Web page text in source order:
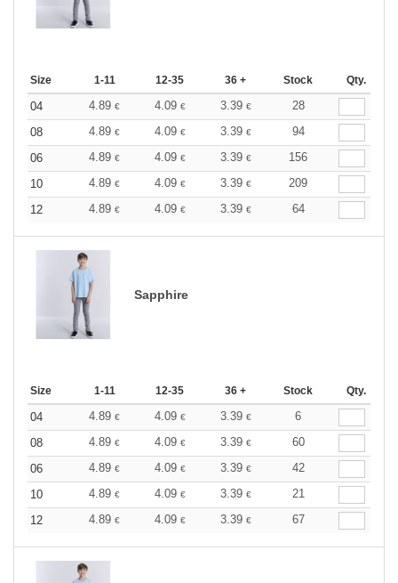
Size 1-11 12-35 36 + Stock Qty.
04 4.89 € 4.09 € 3.39 €
28
08
4.89 € 4.09 € 3.39 €
94
06
4.89 € 4.09 € 3.39 €
156
10
4.89 € 4.09 € 3.39 €
209
12
4.89 € 4.09 € 3.39 € 64
Sapphire
Size 1-11 12-35 36 + Stock Qty.
04 4.89 € 4.09 € 3.39 €
6
08
4.89 € 4.09 € 3.39 €
60
06
4.89 € 4.09 € 3.39 €
42
10
4.89 € 4.09 € 3.39 €
21
12
4.89 € 4.09 € 3.39 € 67